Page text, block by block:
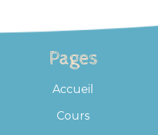
Pages
Accueil
Cours